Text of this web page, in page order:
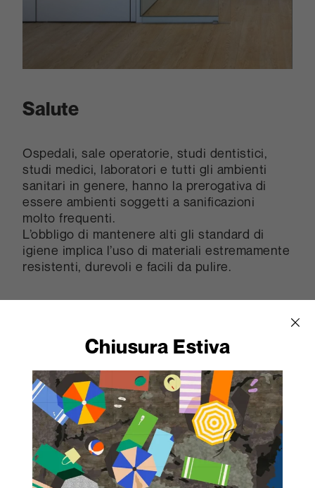
Salute
Ospedali, sale operatorie, studi dentistici,
studi medici, laboratori e tutti gli ambienti
sanitari in genere, hanno la prerogativa di
essere ambienti soggetti a sanificazioni
molto frequenti.
L’obbligo di mantenere alti gli standard di
igiene implica l’uso di materiali estremamente
resistenti, durevoli e facili da pulire.
Chiusura Estiva